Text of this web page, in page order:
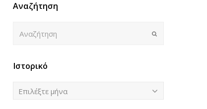
Αναζήτηση
Ιστορικό
Ιστορικό
Επιλέξτε μήνα